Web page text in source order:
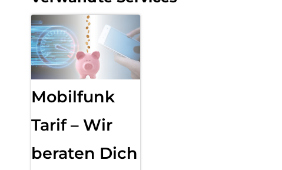
Mobilfunk
Tarif – Wir
beraten Dich